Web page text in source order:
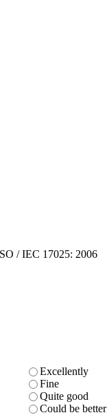
/ IEC 17025: 2006
Excellently
Fine
Quite good
Could be better